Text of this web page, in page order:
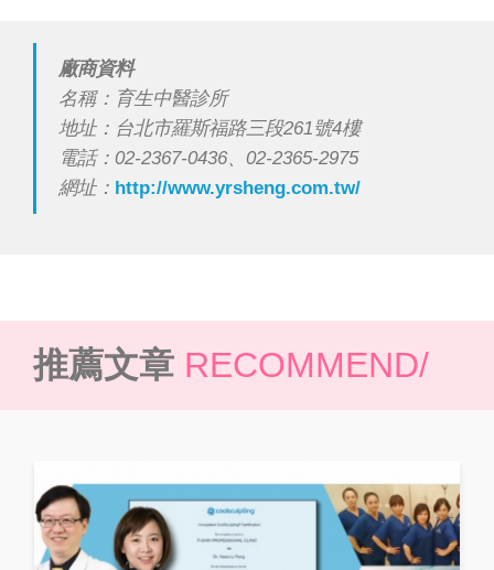
廠商資料
名稱：育生中醫診所
地址：台北市羅斯福路三段261號4樓
電話：02-2367-0436、02-2365-2975
網址： http://www.yrsheng.com.tw/
推薦文章 RECOMMEND/